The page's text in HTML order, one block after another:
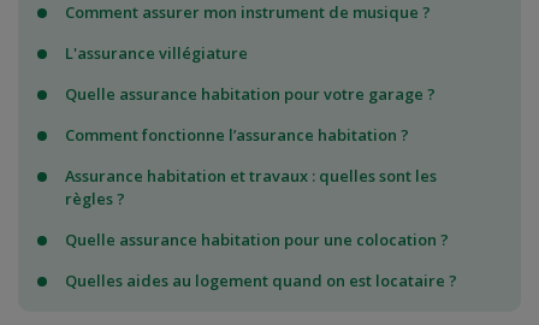
Comment assurer mon instrument de musique ?
L'assurance villégiature
Quelle assurance habitation pour votre garage ?
Comment fonctionne l’assurance habitation ?
Assurance habitation et travaux : quelles sont les
règles ?
Quelle assurance habitation pour une colocation ?
Quelles aides au logement quand on est locataire ?